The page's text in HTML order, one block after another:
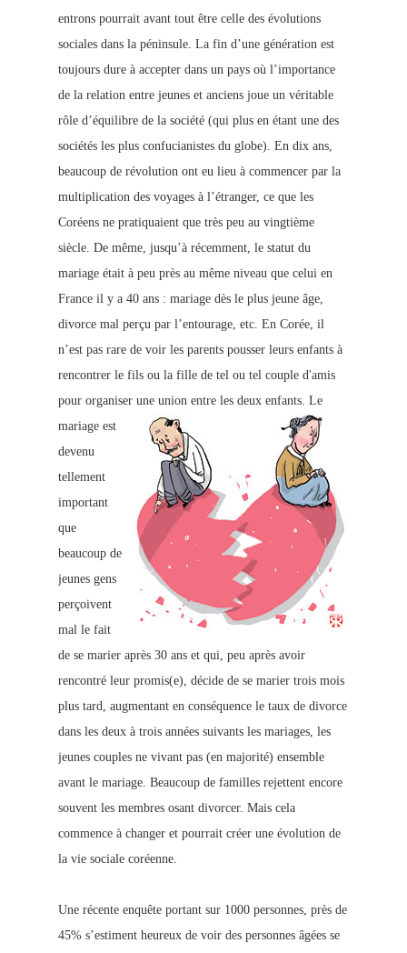
entrons pourrait avant tout être celle des évolutions
sociales dans la péninsule. La fin d’une génération est
toujours dure à accepter dans un pays où l’importance
de la relation entre jeunes et anciens joue un véritable
rôle d’équilibre de la société (qui plus en étant une des
sociétés les plus confucianistes du globe). En dix ans,
beaucoup de révolution ont eu lieu à commencer par la
multiplication des voyages à l’étranger, ce que les
Coréens ne pratiquaient que très peu au vingtième
siècle. De même, jusqu’à récemment, le statut du
mariage était à peu près au même niveau que celui en
France il y a 40 ans : mariage dès le plus jeune âge,
divorce mal perçu par l’entourage, etc. En Corée, il
n’est pas rare de voir les parents pousser leurs enfants à
rencontrer le fils ou la fille de tel ou tel couple d'amis
pour organiser une union entre les deux enfants. Le
mariage est
devenu
tellement
important
que
beaucoup de
jeunes gens
perçoivent
mal le fait
de se marier après 30 ans et qui, peu après avoir
rencontré leur promis(e), décide de se marier trois mois
plus tard, augmentant en conséquence le taux de divorce
dans les deux à trois années suivants les mariages, les
jeunes couples ne vivant pas (en majorité) ensemble
avant le mariage. Beaucoup de familles rejettent encore
souvent les membres osant divorcer. Mais cela
commence à changer et pourrait créer une évolution de
la vie sociale coréenne.
Une récente enquête portant sur 1000 personnes, près de
45% s’estiment heureux de voir des personnes âgées se